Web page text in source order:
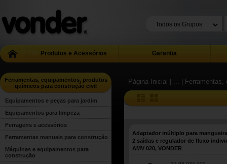
Produtos e Acessórios Garantia
Ferramentas, equipamentos, produtos
químicos para construção civil
Equipamentos e peças para jardim
Equipamentos para limpeza
Ferragens e acessórios
Ferramentas manuais para construção
Máquinas e equipamentos para
construção
Página Inicial | ... |
Adaptador múltiplo para
2 saídas e regulador de fluxo
AMV 020, VONDER